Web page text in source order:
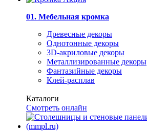
01. Мебельная кромка
Древесные декоры
Однотонные декоры
3D-акриловые декоры
Металлизированные декоры
Фантазийные декоры
Клей-расплав
Каталоги
Смотреть онлайн